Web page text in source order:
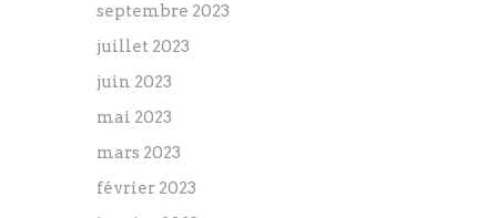
septembre 2023
juillet 2023
juin 2023
mai 2023
mars 2023
février 2023